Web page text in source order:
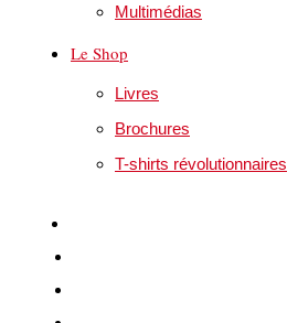
Multimédias
Le Shop
Livres
Brochures
T-shirts révolutionnaires